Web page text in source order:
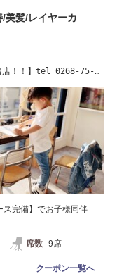
美髪/レイヤーカ
店！！】tel 0268-75-
ス完備】でお子様同伴
席数 9席
クーポン一覧へ